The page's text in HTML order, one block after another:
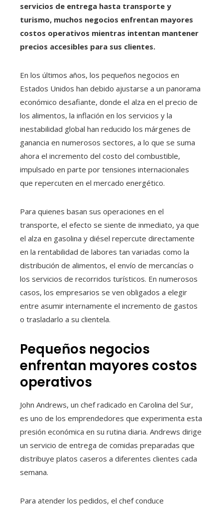
servicios de entrega hasta transporte y
turismo, muchos negocios enfrentan mayores
costos operativos mientras intentan mantener
precios accesibles para sus clientes.
En los últimos años, los pequeños negocios en
Estados Unidos han debido ajustarse a un panorama
económico desafiante, donde el alza en el precio de
los alimentos, la inflación en los servicios y la
inestabilidad global han reducido los márgenes de
ganancia en numerosos sectores, a lo que se suma
ahora el incremento del costo del combustible,
impulsado en parte por tensiones internacionales
que repercuten en el mercado energético.
Para quienes basan sus operaciones en el
transporte, el efecto se siente de inmediato, ya que
el alza en gasolina y diésel repercute directamente
en la rentabilidad de labores tan variadas como la
distribución de alimentos, el envío de mercancías o
los servicios de recorridos turísticos. En numerosos
casos, los empresarios se ven obligados a elegir
entre asumir internamente el incremento de gastos
o trasladarlo a su clientela.
Pequeños negocios
enfrentan mayores costos
operativos
John Andrews, un chef radicado en Carolina del Sur,
es uno de los emprendedores que experimenta esta
presión económica en su rutina diaria. Andrews dirige
un servicio de entrega de comidas preparadas que
distribuye platos caseros a diferentes clientes cada
semana.
Para atender los pedidos, el chef conduce